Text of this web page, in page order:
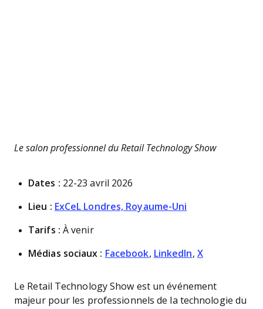
Le salon professionnel du Retail Technology Show
Dates : 22-23 avril 2026
Lieu : ExCeL Londres, Royaume-Uni
Tarifs : À venir
Médias sociaux : Facebook, LinkedIn, X
Le Retail Technology Show est un événement
majeur pour les professionnels de la technologie du